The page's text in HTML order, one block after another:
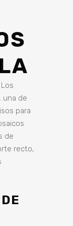
una de
para
de
recto,